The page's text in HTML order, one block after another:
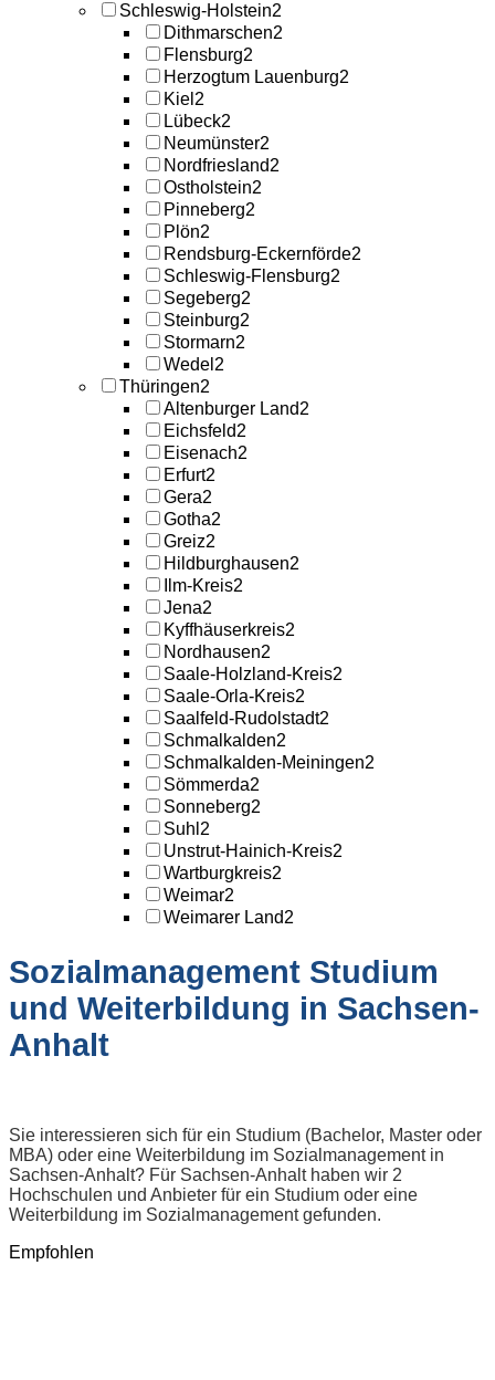
Schleswig-Holstein2
Dithmarschen2
Flensburg2
Herzogtum Lauenburg2
Kiel 2
Lübeck2
Neumünster2
Nordfriesland2
Ostholstein2
Pinneberg2
Plön2
Rendsburg-Eckernförde2
Schleswig-Flensburg2
Segeberg2
Steinburg2
Stormarn2
Wedel 2
Thüringen2
Altenburger Land2
Eichsfeld2
Eisenach2
Erfurt2
Gera2
Gotha2
Greiz2
Hildburghausen2
Ilm-Kreis2
Jena2
Kyffhäuserkreis2
Nordhausen2
Saale-Holzland-Kreis2
Saale-Orla-Kreis2
Saalfeld-Rudolstadt2
Schmalkalden2
Schmalkalden-Meiningen2
Sömmerda2
Sonneberg2
Suhl 2
Unstrut-Hainich-Kreis2
Wartburgkreis2
Weimar2
Weimarer Land2
Sozialmanagement Studium
und Weiterbildung in Sachsen-
Anhalt
Sie interessieren sich für ein Studium (Bachelor, Master oder
MBA) oder eine Weiterbildung im Sozialmanagement in
Sachsen-Anhalt? Für Sachsen-Anhalt haben wir 2
Hochschulen und Anbieter für ein Studium oder eine
Weiterbildung im Sozialmanagement gefunden.
Empfohlen